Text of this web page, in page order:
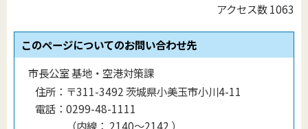
アクセス数1063
このページについてのお問い合わせ先
市長公室 基地・空港対策課
住所： 〒311-3492 茨城県小美玉市小川4-11
電話： 0299-48-1111
（内線 ： 2140〜2142 ）